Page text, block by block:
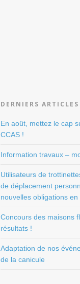
DERNIERS ARTICLES
En août, mettez le cap
CCAS !
Information travaux –
Utilisateurs de
de déplacement
nouvelles obligations
Concours des maisons
résultats !
Adaptation de nos
de la canicule